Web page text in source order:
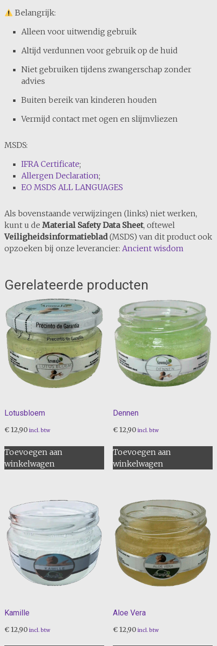
Belangrijk:
Alleen voor uitwendig gebruik
Altijd verdunnen voor gebruik op de huid
Niet gebruiken tijdens zwangerschap zonder
advies
Buiten bereik van kinderen houden
Vermijd contact met ogen en slijmvliezen
MSDS:
IFRA Certificate;
Allergen Declaration;
EO MSDS ALL LANGUAGES
Als bovenstaande verwijzingen (links) niet werken,
kunt u de Material Safety Data Sheet, oftewel
Veiligheidsinformatieblad(MSDS) van dit product ook
opzoeken bij onze leverancier: Ancient wisdom
Gerelateerde producten
Lotusbloem
€12,90 incl. btw
Toevoegen aan
winkelwagen
Dennen
€12,90 incl. btw
Toevoegen aan
winkelwagen
Kamille
€12,90 incl. btw
Aloe Vera
€12,90 incl. btw